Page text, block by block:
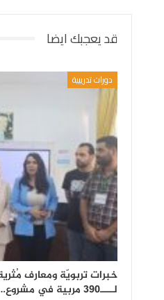
قد يعجبك ايضا
دورات تدريبية
خبرات تربويّة ومعارف
لــــ390 مربية في مشروع…